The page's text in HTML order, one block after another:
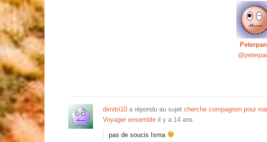
dimitri10 a répondu au sujet cherche compagnon pour
Voyager ensemble il y a 14 ans
pas de soucis Isma